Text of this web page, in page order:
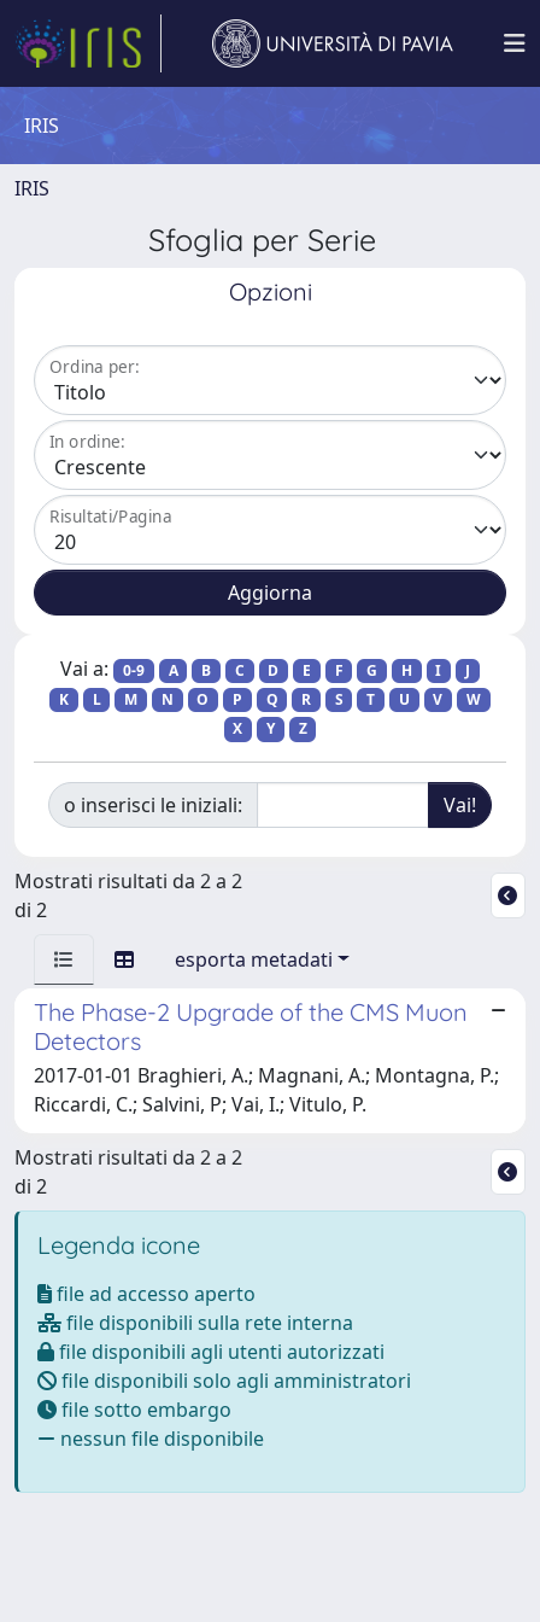
IRIS
IRIS
Sfoglia per Serie
Opzioni
Ordina per:
In ordine:
Risultati/Pagina
Vai a: 0-9 A B C D E F G H I
J
K
L M N O P Q R S T U V
W
X
Y Z
o inserisci le iniziali:
Mostrati risultati da 2 a 2
di 2
esporta metadati
The Phase-2 Upgrade of the CMS Muon
Detectors
2017-01-01 Braghieri, A.; Magnani, A.; Montagna, P.;
Riccardi, C.; Salvini, P; Vai, I.; Vitulo, P.
Mostrati risultati da 2 a 2
di 2
Legenda icone
file ad accesso aperto
file disponibili sulla rete interna
file disponibili agli utenti autorizzati
file disponibili solo agli amministratori
file sotto embargo
nessun file disponibile